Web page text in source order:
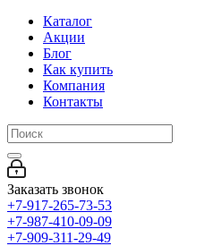
Каталог
Акции
Блог
Как купить
Компания
Контакты
Заказать звонок
+7-917-265-73-53
+7-987-410-09-09
+7-909-311-29-49